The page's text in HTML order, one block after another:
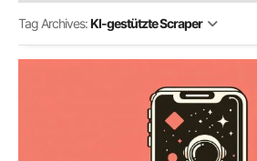
Tag Archives:KI-gestützte Scraper